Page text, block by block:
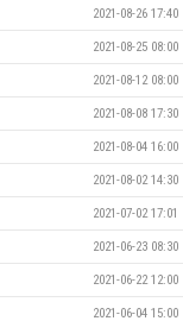
2021-08-26 17:40
2021-08-25 08:00
2021-08-12 08:00
2021-08-08 17:30
2021-08-04 16:00
2021-08-02 14:30
2021-07-02 17:01
2021-06-23 08:30
2021-06-22 12:00
2021-06-04 15:00